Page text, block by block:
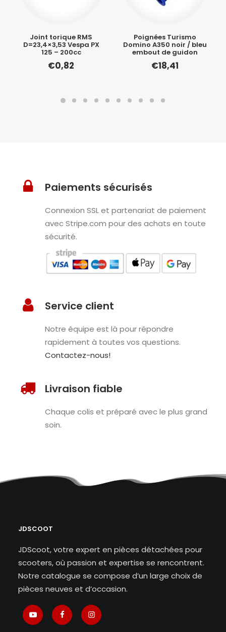
Joint torique RMS
D=23,4×3,53 Vespa PX
125 – 200cc
€0,82
Poignées Turismo
Domino A350 noir / bleu
embout de guidon
€18,41
Paiements sécurisés
Connexion SSL et partenariat de paiement
avec Stripe.com pour des achats en toute
sécurité.
Service client
Notre équipe est là pour répondre
rapidement à toutes vos questions.
Contactez-nous!
Livraison fiable
Chaque colis et préparé avec le plus grand
soin.
JDSCOOT
JDScoot, votre expert en pièces détachées pour
scooters, où passion et expertise se rencontrent.
Notre catalogue se compose d’un large choix de
pièces neuves et d’occasion.